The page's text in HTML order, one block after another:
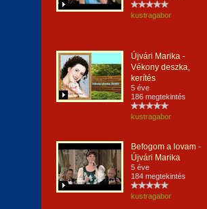
kustragabor
Újvári Marika -
Vékony deszka,
kerítés
5 éve
186 megtekintés
kustragabor
Befogom a lovam -
Újvári Marika
5 éve
184 megtekintés
kustragabor